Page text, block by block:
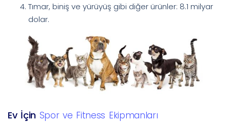
Tımar, biniş ve yürüyüş gibi diğer ürünler: 8.1 milyar
dolar.
Ev İçin Spor ve Fitness Ekipmanları